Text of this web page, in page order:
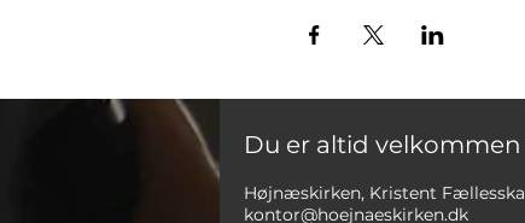
Du er altid velkommen
Højnæskirken, Kristent
kontor@hoejnaeskirken.dk